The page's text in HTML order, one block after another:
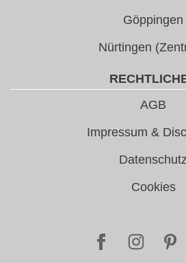
Göppingen
Nürtingen
AGB
Impressum &
Datenschutz
Cookies